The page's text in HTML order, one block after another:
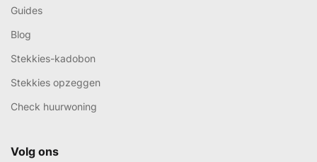
Guides
Blog
Stekkies-kadobon
Stekkies opzeggen
Check huurwoning
Volg ons